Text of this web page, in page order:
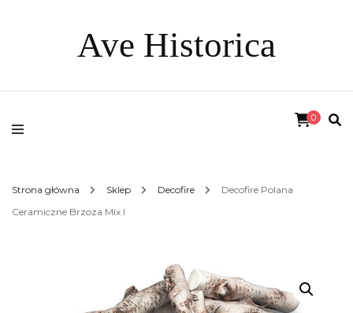
Ave Historica
0
Strona główna Sklep Decofire
Decofire Polana
Ceramiczne Brzoza Mix I